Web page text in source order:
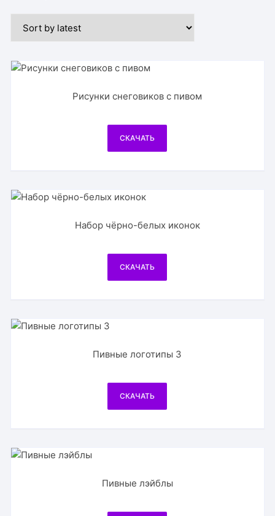
Рисунки снеговиков с пивом
СКАЧАТЬ
Набор чёрно-белых иконок
СКАЧАТЬ
Пивные логотипы 3
СКАЧАТЬ
Пивные лэйблы